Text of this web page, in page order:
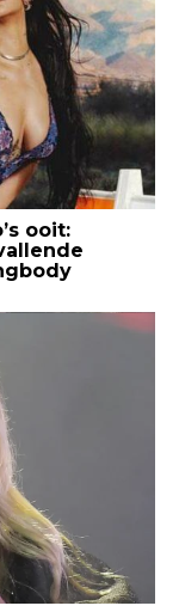
ooit: